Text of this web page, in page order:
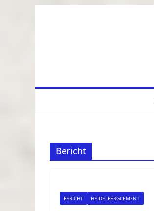
Bericht
BERICHT HEIDELBERGCEMENT